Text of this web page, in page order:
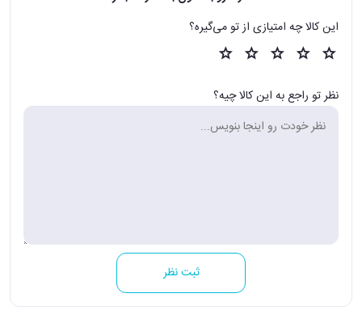
این کالا چه امتیازی از تو می‌گیره؟
نظر تو راجع به این کالا چیه؟
ثبت نظر